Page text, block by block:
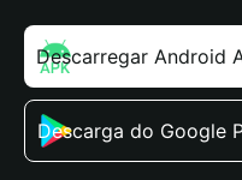
Descarregar Android
Descarga do Google